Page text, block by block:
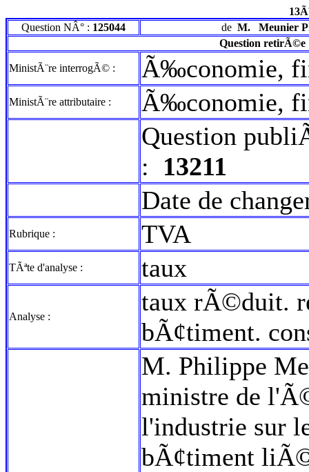
Question NÂ° : 125044 de M.
Meunier
Question retirÃ©e
MinistÃ¨re interrogÃ© : Ã‰conomie,
MinistÃ¨re attributaire :
Ã‰conomie,
Question
: 13211
Date de
Rubrique : TVA
TÃªte d'analyse : taux
Analyse :
taux rÃ©duit.
bÃ¢timent.
M. Philippe
ministre de
l'industrie sur
bÃ¢timent